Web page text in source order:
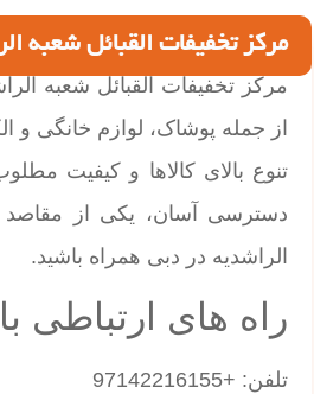
مرکز تخفیفات القبائل شعبه
مرکز تخفیفات القبائل شعبه
از جمله پوشاک، لوازم خانگی و
تنوع بالای کالاها و کیفیت
دسترسی آسان، یکی از
الراشدیه در دبی همراه باشید.
راه های ارتباطی
تلفن: +97142216155